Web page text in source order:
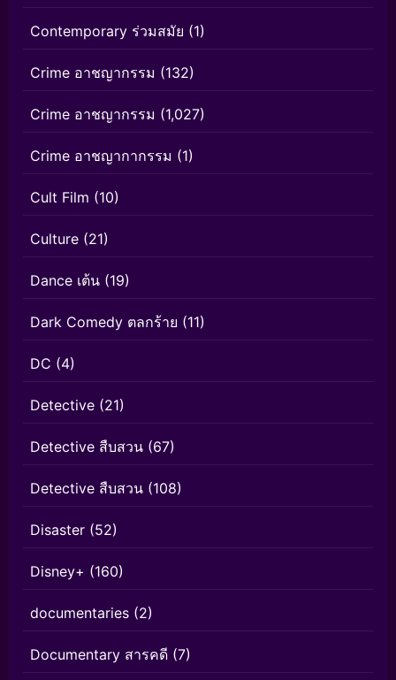
Contemporary ร่วมสมัย (1)
Crime อาชญากรรม (132)
Crime อาชญากรรม (1,027)
Crime อาชญากากรรม (1)
Cult Film (10)
Culture (21)
Dance เต้น (19)
Dark Comedy ตลกร้าย (11)
DC (4)
Detective (21)
Detective สืบสวน (67)
Detective สืบสวน (108)
Disaster (52)
Disney+ (160)
documentaries (2)
Documentary สารคดี (7)